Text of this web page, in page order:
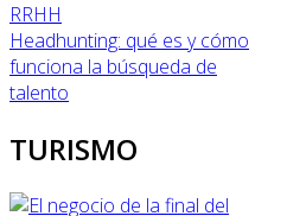
RRHH
Headhunting: qué es y cómo
funciona la búsqueda de
talento
TURISMO